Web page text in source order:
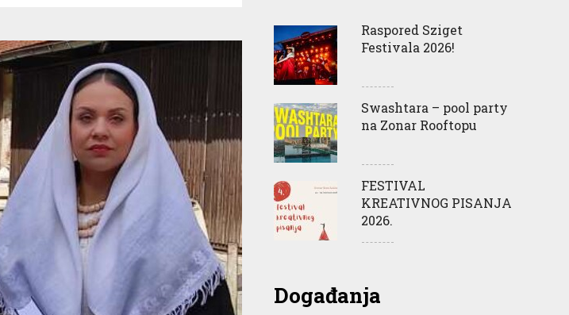
Raspored Sziget
Festivala 2026!
Swashtara – pool party
na Zonar Rooftopu
FESTIVAL
KREATIVNOG PISANJA
2026.
Događanja